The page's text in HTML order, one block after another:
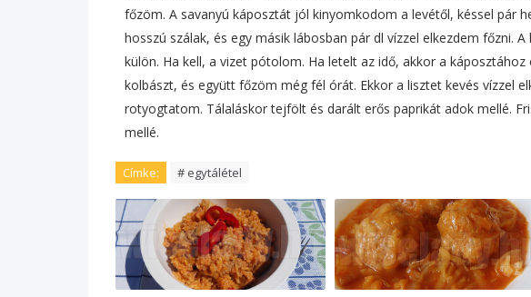
főzöm. A savanyú káposztát jól kinyomkodom a levétől, késsel pár
hosszú szálak, és egy másik lábosban pár dl vízzel elkezdem főzni.
külön. Ha kell, a vizet pótolom. Ha letelt az idő, akkor a
kolbászt, és együtt főzöm még fél órát. Ekkor a lisztet kevés vízzel
rotyogtatom. Tálaláskor tejfölt és darált erős paprikát adok mellé.
mellé.
Címke: # egytálétel